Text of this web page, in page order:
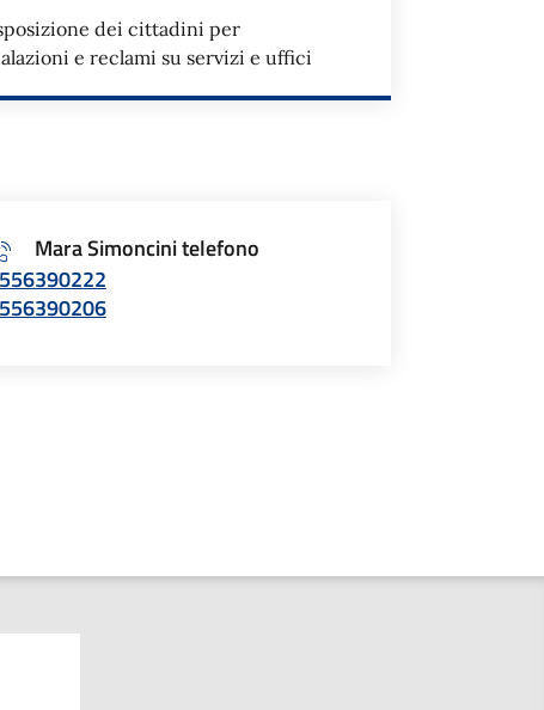
dei cittadini per
e reclami su servizi e uffici
Mara Simoncini telefono